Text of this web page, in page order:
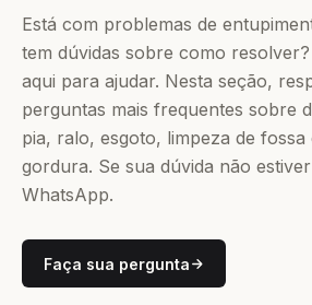
Está com problemas de
tem dúvidas sobre como
aqui para ajudar. Nesta seção,
perguntas mais frequentes sobre
pia, ralo, esgoto, limpeza de fossa
gordura. Se sua dúvida não
WhatsApp.
Faça sua pergunta